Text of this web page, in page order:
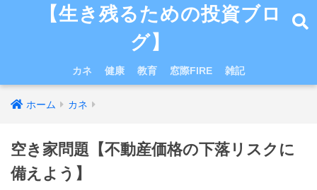
【生き残るための投資ブロ
グ】
カネ 健康 教育 窓際FIRE 雑記
ホーム カネ
空き家問題【不動産価格の下落リスクに
備えよう】